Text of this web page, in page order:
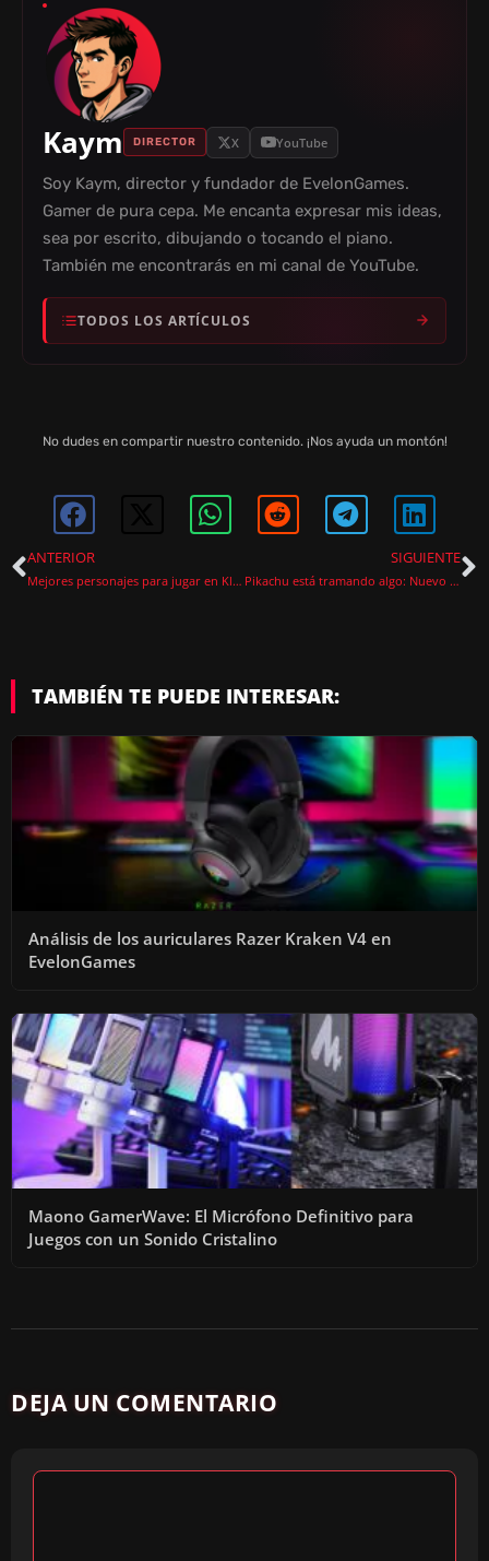
Kaym DIRECTOR X YouTube
Soy Kaym, director y fundador de EvelonGames.
Gamer de pura cepa. Me encanta expresar mis ideas,
sea por escrito, dibujando o tocando el piano.
También me encontrarás en mi canal de YouTube.
TODOS LOS ARTÍCULOS
No dudes en compartir nuestro contenido. ¡Nos ayuda un montón!
ANTERIOR
Mejores personajes para jugar en Klyntar en Marvel Rivals
SIGUIENTE
Pikachu está tramando algo: Nuevo Pokémon Presents llega el 22 de julio
TAMBIÉN TE PUEDE INTERESAR:
Análisis de los auriculares Razer Kraken V4 en
EvelonGames
Maono GamerWave: El Micrófono Definitivo para
Juegos con un Sonido Cristalino
DEJA UN COMENTARIO